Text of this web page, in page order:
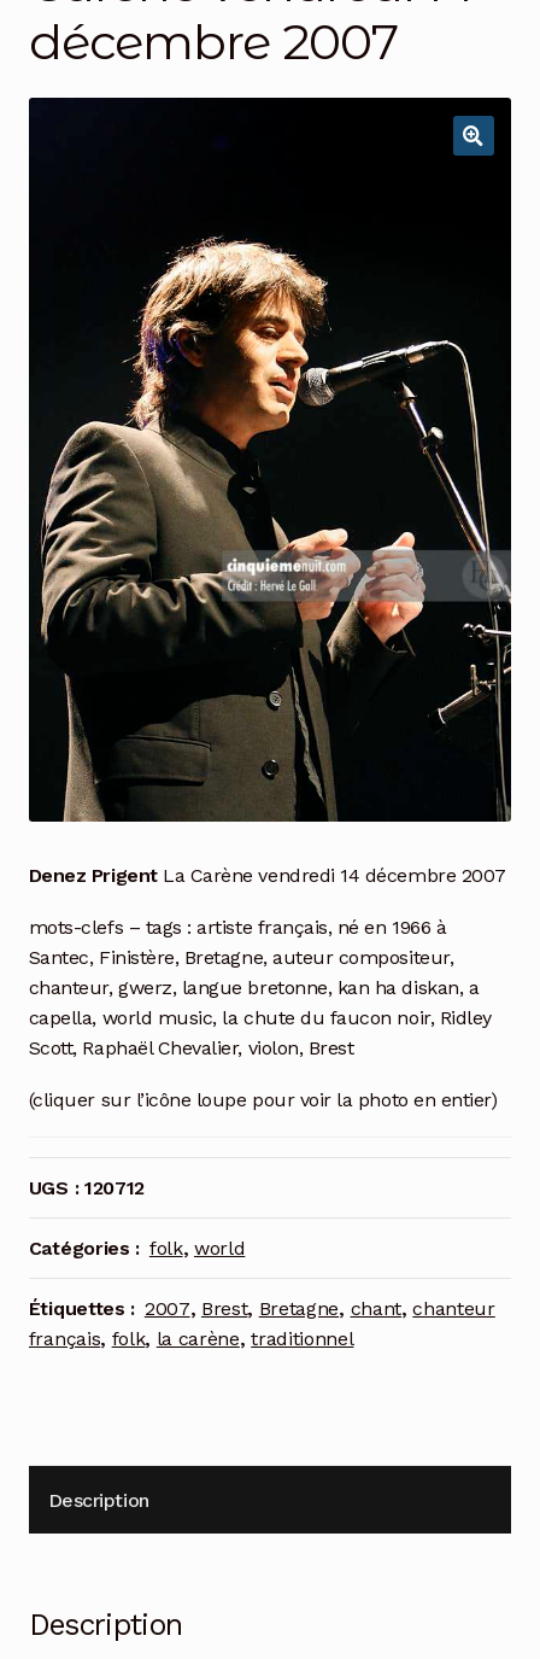
décembre 2007
Denez PrigentLa Carène vendredi 14 décembre 2007
mots-clefs – tags : artiste français, né en 1966 à
Santec, Finistère, Bretagne, auteur compositeur,
chanteur, gwerz, langue bretonne, kan ha diskan, a
capella, world music, la chute du faucon noir, Ridley
Scott, Raphaël Chevalier, violon, Brest
(cliquer sur l’icône loupe pour voir la photo en entier)
UGS : 120712
Catégories : folk, world
Étiquettes : 2007, Brest, Bretagne, chant,chanteur
français, folk, la carène,traditionnel
Description
Description